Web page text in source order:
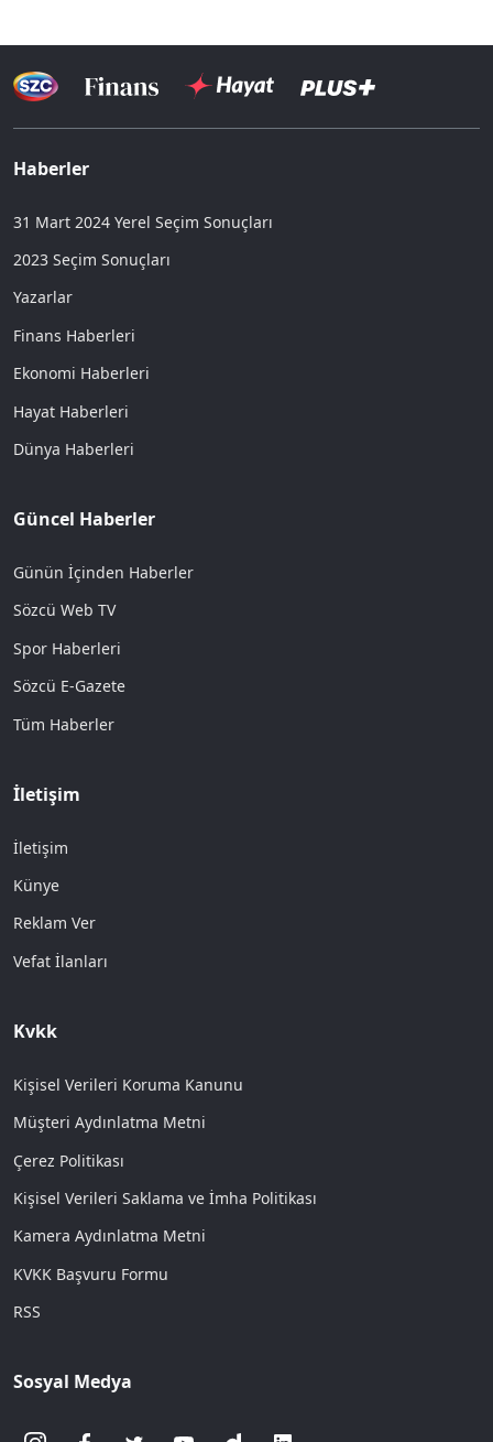
Haberler
31 Mart 2024 Yerel Seçim Sonuçları
2023 Seçim Sonuçları
Yazarlar
Finans Haberleri
Ekonomi Haberleri
Hayat Haberleri
Dünya Haberleri
Güncel Haberler
Günün İçinden Haberler
Sözcü Web TV
Spor Haberleri
Sözcü E-Gazete
Tüm Haberler
İletişim
İletişim
Künye
Reklam Ver
Vefat İlanları
Kvkk
Kişisel Verileri Koruma Kanunu
Müşteri Aydınlatma Metni
Çerez Politikası
Kişisel Verileri Saklama ve İmha Politikası
Kamera Aydınlatma Metni
KVKK Başvuru Formu
RSS
Sosyal Medya